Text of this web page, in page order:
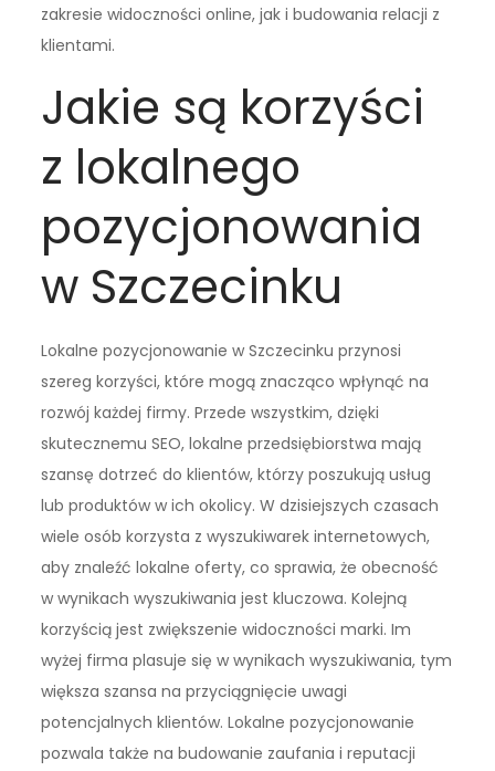
zakresie widoczności online, jak i budowania relacji z
klientami.
Jakie są korzyści
z lokalnego
pozycjonowania
w Szczecinku
Lokalne pozycjonowanie w Szczecinku przynosi
szereg korzyści, które mogą znacząco wpłynąć na
rozwój każdej firmy. Przede wszystkim, dzięki
skutecznemu SEO, lokalne przedsiębiorstwa mają
szansę dotrzeć do klientów, którzy poszukują usług
lub produktów w ich okolicy. W dzisiejszych czasach
wiele osób korzysta z wyszukiwarek internetowych,
aby znaleźć lokalne oferty, co sprawia, że obecność
w wynikach wyszukiwania jest kluczowa. Kolejną
korzyścią jest zwiększenie widoczności marki. Im
wyżej firma plasuje się w wynikach wyszukiwania, tym
większa szansa na przyciągnięcie uwagi
potencjalnych klientów. Lokalne pozycjonowanie
pozwala także na budowanie zaufania i reputacji